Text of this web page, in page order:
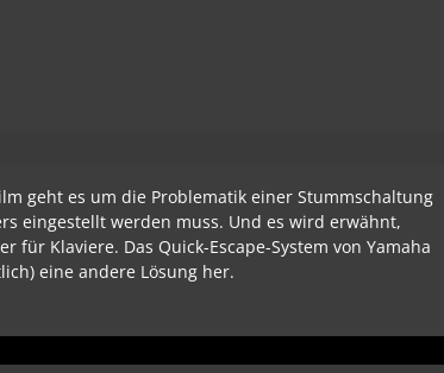
geht es um die Problematik einer Stummschaltung
eingestellt werden muss. Und es wird erwähnt,
für Klaviere. Das Quick-Escape-System von Yamaha
eine andere Lösung her.